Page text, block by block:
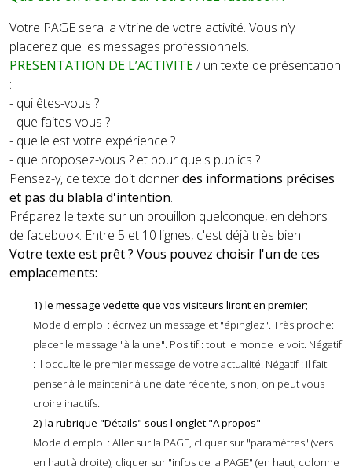
Votre PAGE sera la vitrine de votre activité. Vous n’y
placerez que les messages professionnels.
PRESENTATION DE L’ACTIVITE/ un texte de présentation
:
- qui êtes-vous ?
- que faites-vous ?
- quelle est votre expérience ?
- que proposez-vous ? et pour quels publics ?
Pensez-y, ce texte doit donnerdes informations précises
et pas du blabla d'intention.
Préparez le texte sur un brouillon quelconque, en dehors
de facebook. Entre 5 et 10 lignes, c'est déjà très bien.
Votre texte est prêt ? Vous pouvez choisir l'un de ces
emplacements:
1) le message vedette que vos visiteurs liront en premier;
Mode d'emploi : écrivez un message et "épinglez". Très proche:
placer le message "à la une". Positif : tout le monde le voit. Négatif
: il occulte le premier message de votre actualité. Négatif : il fait
penser à le maintenir à une date récente, sinon, on peut vous
croire inactifs.
2) la rubrique "Détails" sous l'onglet "A propos"
Mode d'emploi : Aller sur la PAGE, cliquer sur "paramètres" (vers
en haut à droite), cliquer sur "infos de la PAGE" (en haut, colonne